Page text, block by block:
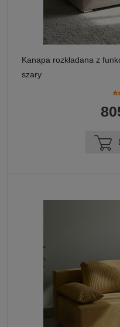
Kanapa rozkładana z
szary